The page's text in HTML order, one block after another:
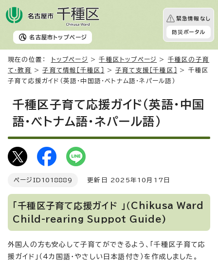
名古屋市 トップページ
緊急情報なし
防災ポータル
現在の位置： トップページ >千種区トップページ > 千種区の子育
て・教育
>子育て情報［千種区］ >子育て支援［千種区］
> 千種区
子育て応援ガイド（英語・中国語・ベトナム語・ネパール語）
千種区子育て応援ガイド（英語・中国
語・ベトナム語・ネパール語）
ページID 1018889 更新日 2025年10月17日
「千種区子育て応援ガイド 」（ Chikusa Ward
Child-rearing Suppot Guide )
外国人の方も安心して子育てができるよう、「千種区子育て応
援ガイド」（4カ国語・やさしい日本語付き）を作成しました。